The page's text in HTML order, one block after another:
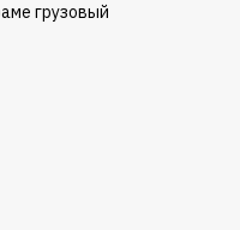
грузовый